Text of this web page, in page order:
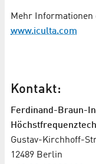
Mehr Informationen
www.iculta.com
Kontakt:
Ferdinand-Braun-
Gustav-Kirchhoff-
12489 Berlin